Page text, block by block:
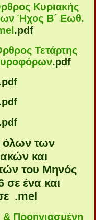
Κυριακής
Ήχος Β΄ Εωθ.
.pdf
Τετάρτης
.pdf
των
και
του Μηνός
σε ένα και
.mel
& Προηγιασμένη